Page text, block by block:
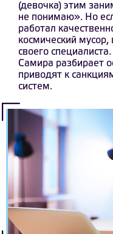
(девочка) этим
не понимаю». Но
работал
космический
своего
Самира разбирает
приводят к
систем.